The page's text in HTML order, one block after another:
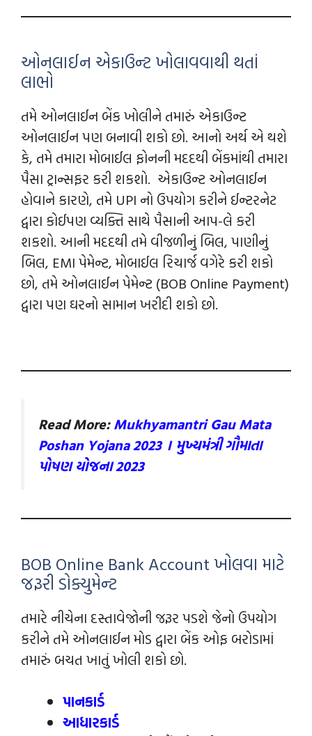
ઓનલાઈન એકાઉન્‍ટ ખોલાવવાથી થતાં
લાભો
તમે ઓનલાઈન બેંક ખોલીને તમારું એકાઉન્ટ
ઓનલાઈન પણ બનાવી શકો છો. આનો અર્થ એ થશે
કે, તમે તમારા મોબાઈલ ફોનની મદદથી બેંકમાંથી તમારા
પૈસા ટ્રાન્સફર કરી શકશો. એકાઉન્ટ ઓનલાઈન
હોવાને કારણે, તમે UPI નો ઉપયોગ કરીને ઈન્ટરનેટ
દ્વારા કોઈપણ વ્યક્તિ સાથે પૈસાની આપ-લે કરી
શકશો. આની મદદથી તમે વીજળીનું બિલ, પાણીનું
બિલ, EMI પેમેન્ટ, મોબાઈલ રિચાર્જ વગેરે કરી શકો
છો, તમે ઓનલાઈન પેમેન્ટ (BOB Online Payment)
દ્વારા પણ ઘરનો સામાન ખરીદી શકો છો.
Read More:Mukhyamantri Gau Mata
Poshan Yojana 2023 । મુખ્યમંત્રી ગૌમાતા
પોષણ યોજના 2023
BOB Online Bank Account ખોલવા માટે
જરૂરી ડોક્યુમેન્‍ટ
તમારે નીચેના દસ્તાવેજોની જરૂર પડશે જેનો ઉપયોગ
કરીને તમે ઓનલાઈન મોડ દ્વારા બેંક ઓફ બરોડામાં
તમારું બચત ખાતું ખોલી શકો છો.
પાનકાર્ડ
આધારકાર્ડ